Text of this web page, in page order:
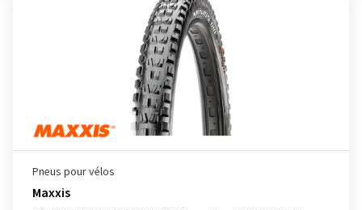
Pneus pour vélos
Maxxis